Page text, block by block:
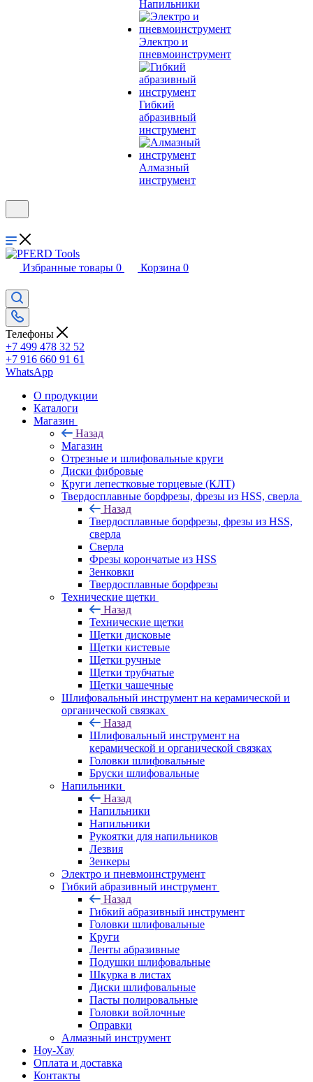
Напильники
Электро и
пневмоинструмент
Гибкий
абразивный
инструмент
Алмазный
инструмент
Избранные товары 0 Корзина 0
Телефоны
+7 499 478 32 52
+7 916 660 91 61
WhatsApp
О продукции
Каталоги
Магазин
Назад
Магазин
Отрезные и шлифовальные круги
Диски фибровые
Круги лепестковые торцевые (КЛТ)
Твердосплавные борфрезы, фрезы из HSS, сверла
Назад
Твердосплавные борфрезы, фрезы из HSS,
сверла
Сверла
Фрезы корончатые из HSS
Зенковки
Твердосплавные борфрезы
Технические щетки
Назад
Технические щетки
Щетки дисковые
Щетки кистевые
Щетки ручные
Щетки трубчатые
Щетки чашечные
Шлифовальный инструмент на керамической и
органической связках
Назад
Шлифовальный инструмент на
керамической и органической связках
Головки шлифовальные
Бруски шлифовальные
Напильники
Назад
Напильники
Напильники
Рукоятки для напильников
Лезвия
Зенкеры
Электро и пневмоинструмент
Гибкий абразивный инструмент
Назад
Гибкий абразивный инструмент
Головки шлифовальные
Круги
Ленты абразивные
Подушки шлифовальные
Шкурка в листах
Диски шлифовальные
Пасты полировальные
Головки войлочные
Оправки
Алмазный инструмент
Ноу-Хау
Оплата и доставка
Контакты